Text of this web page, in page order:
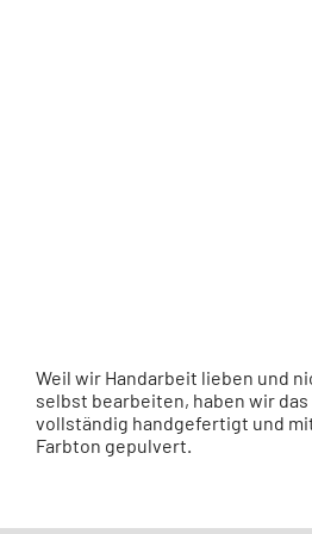
Weil wir Handarbeit lieben und
selbst bearbeiten, haben wir
vollständig handgefertigt und
Farbton gepulvert.